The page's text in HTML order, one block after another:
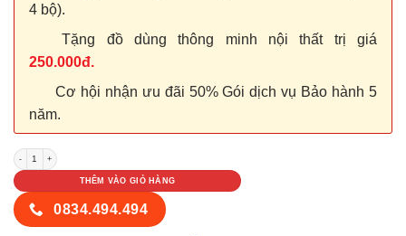
4 bộ).
Tặng đồ dùng thông minh nội thất trị giá
250.000đ.
Cơ hội nhận ưu đãi 50% Gói dịch vụ Bảo hành 5
năm.
Cửa nhựa Composite LX03-02 số lượng
THÊM VÀO GIỎ HÀNG
0834.494.494